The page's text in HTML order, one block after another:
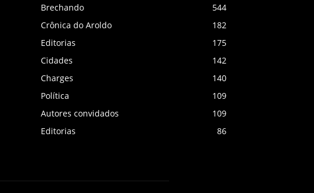
Brechando
544
Crônica do Aroldo
182
Editorias
175
Cidades
142
Charges
140
Política
109
Autores convidados
109
Editorias
86